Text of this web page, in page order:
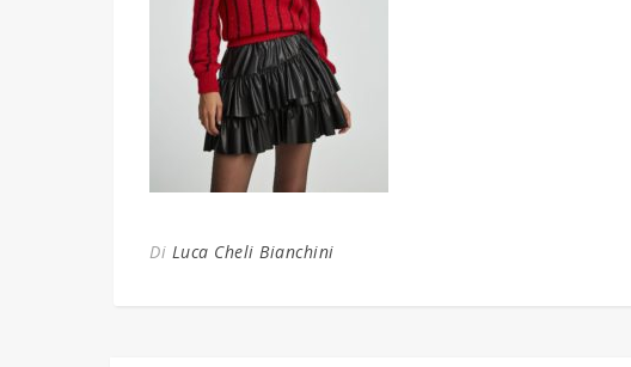
Di Luca Cheli Bianchini